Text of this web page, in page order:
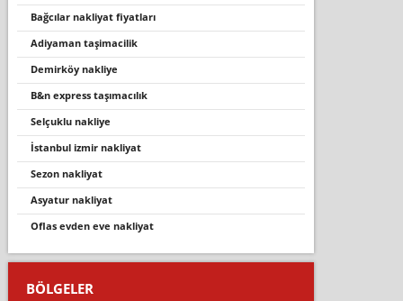
bağcılar nakliyat fiyatları
adiyaman taşimacilik
demi̇rköy nakli̇ye
b&n express taşımacılık
selçuklu nakli̇ye
i̇stanbul i̇zmir nakliyat
sezon nakliyat
asyatur nakliyat
oflas evden eve nakliyat
BÖLGELER